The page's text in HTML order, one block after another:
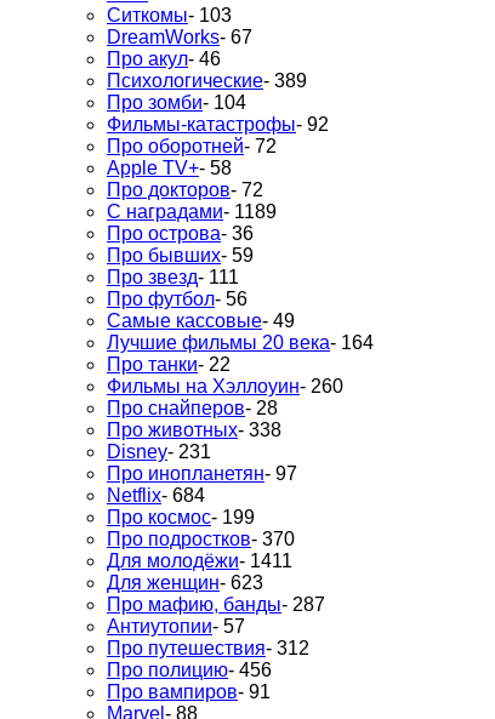
Ситкомы- 103
DreamWorks- 67
Про акул- 46
Психологические- 389
Про зомби- 104
Фильмы-катастрофы- 92
Про оборотней- 72
Apple TV+- 58
Про докторов- 72
С наградами- 1189
Про острова- 36
Про бывших- 59
Про звезд- 111
Про футбол- 56
Самые кассовые- 49
Лучшие фильмы 20 века- 164
Про танки- 22
Фильмы на Хэллоуин- 260
Про снайперов- 28
Про животных- 338
Disney- 231
Про инопланетян- 97
Netflix- 684
Про космос- 199
Про подростков- 370
Для молодёжи- 1411
Для женщин- 623
Про мафию, банды- 287
Антиутопии- 57
Про путешествия- 312
Про полицию- 456
Про вампиров- 91
Marvel - 88